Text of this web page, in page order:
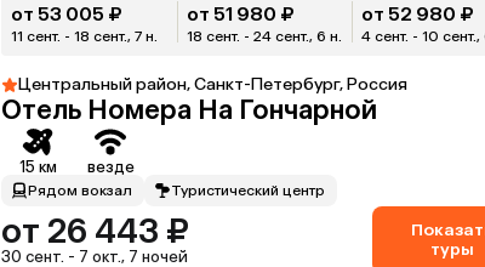
от 53 005 ₽
11 сент. - 18 сент., 7 н.
от 51 980 ₽
18 сент. - 24 сент., 6 н.
от 52 980 ₽
4 сент. - 10 сент.,
Центральный район, Санкт-Петербург, Россия
Отель Номера На Гончарной
15 км везде
Рядом вокзал Туристический центр
от 26 443 ₽
30 сент. - 7 окт., 7 ночей
туры